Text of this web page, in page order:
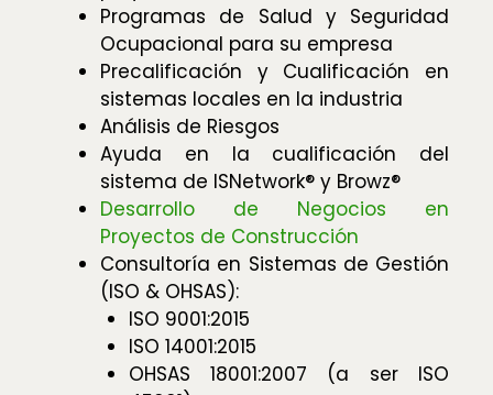
Programas de Salud y Seguridad
Ocupacional para su empresa
Precalificación y Cualificación en
sistemas locales en la industria
Análisis de Riesgos
Ayuda en la cualificación del
sistema de ISNetwork® y Browz®
Desarrollo de Negocios en
Proyectos de Construcción
Consultoría en Sistemas de Gestión
(ISO & OHSAS):
ISO 9001:2015
ISO 14001:2015
OHSAS 18001:2007 (a ser ISO